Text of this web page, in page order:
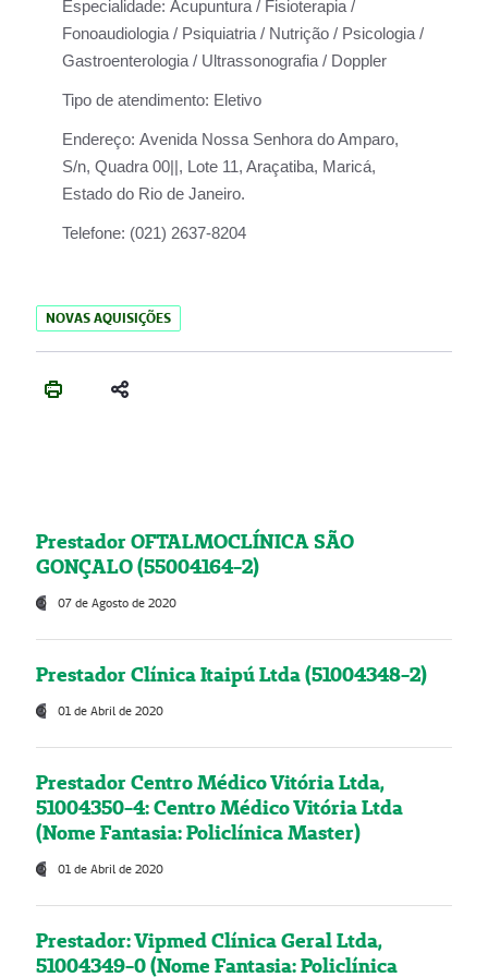
Especialidade: Acupuntura / Fisioterapia /
Fonoaudiologia / Psiquiatria / Nutrição / Psicologia /
Gastroenterologia / Ultrassonografia / Doppler
Tipo de atendimento: Eletivo
Endereço: Avenida Nossa Senhora do Amparo,
S/n, Quadra 00||, Lote 11, Araçatiba, Maricá,
Estado do Rio de Janeiro.
Telefone: (021) 2637-8204
NOVAS AQUISIÇÕES
Prestador OFTALMOCLÍNICA SÃO
GONÇALO (55004164-2)
07 de Agosto de 2020
Prestador Clínica Itaipú Ltda (51004348-2)
01 de Abril de 2020
Prestador Centro Médico Vitória Ltda,
51004350-4: Centro Médico Vitória Ltda
(Nome Fantasia: Policlínica Master)
01 de Abril de 2020
Prestador: Vipmed Clínica Geral Ltda,
51004349-0 (Nome Fantasia: Policlínica